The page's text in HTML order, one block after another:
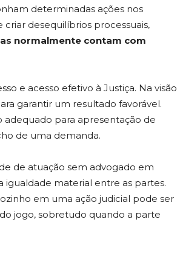
determinadas ações nos
criar desequilíbrios processuais,
normalmente contam com
e acesso efetivo à Justiça. Na visão
garantir um resultado favorável.
para apresentação de
de uma demanda.
de atuação sem advogado em
igualdade material entre as partes.
em uma ação judicial pode ser
jogo, sobretudo quando a parte